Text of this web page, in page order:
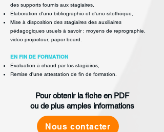
des supports fournis aux stagiaires,
Élaboration d'une bibliographie et d'une sitothèque,
Mise à disposition des stagiaires des auxiliaires
pédagogiques usuels à savoir : moyens de reprographie,
vidéo projecteur, paper board.
EN FIN DE FORMATION
Évaluation à chaud par les stagiaires,
Remise d’une attestation de fin de formation.
Pour obtenir la fiche en PDF
ou de plus amples informations
Nous contacter